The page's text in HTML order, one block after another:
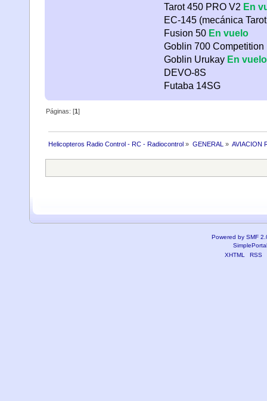
Tarot 450 PRO V2 En
EC-145 (mecánica
Fusion 50 En vuelo
Goblin 700 Competition
Goblin Urukay En vuelo
DEVO-8S
Futaba 14SG
Páginas: [1]
Helicopteros Radio Control - RC - Radiocontrol » GENERAL » AVIACION
Powered by SMF
XHTML
RSS